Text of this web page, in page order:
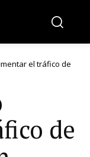
el tráfico de
de